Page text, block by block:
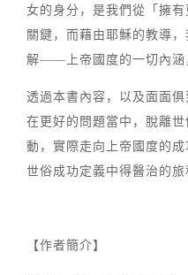
女的身分，是我們從「擁
關鍵，而藉由耶穌的教導
解——上帝國度的一切內涵
透過本書內容，以及面面
在更好的問題當中，脫離
動，實際走向上帝國度的
世俗成功定義中得醫治的
【作者簡介】